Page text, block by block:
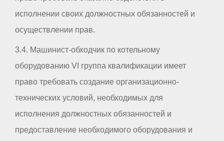
исполнении своих должностных обязанностей и
осуществлении прав.
3.4. Машинист-обходчик по котельному
оборудованию VI группа квалификации имеет
право требовать создание организационно-
технических условий, необходимых для
исполнения должностных обязанностей и
предоставление необходимого оборудования и